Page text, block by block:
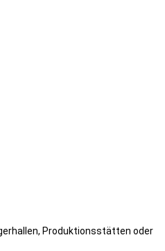
Produktionsstätten oder